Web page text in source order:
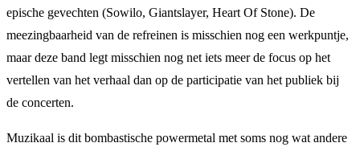
epische gevechten (Sowilo, Giantslayer, Heart Of Stone). De
meezingbaarheid van de refreinen is misschien nog een werkpuntje,
maar deze band legt misschien nog net iets meer de focus op het
vertellen van het verhaal dan op de participatie van het publiek bij
de concerten.
Muzikaal is dit bombastische powermetal met soms nog wat andere